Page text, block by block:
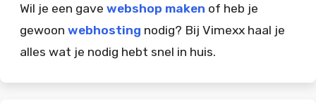
Wil je een gave webshop maken of heb je
gewoon webhosting nodig? Bij Vimexx haal je
alles wat je nodig hebt snel in huis.